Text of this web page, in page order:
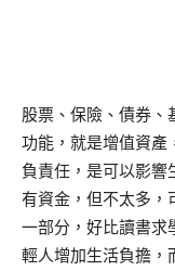
股票、保險、債券、
功能，就是增值資產
負責任，是可以影響
有資金，但不太多，
一部分，好比讀書求
輕人增加生活負擔，